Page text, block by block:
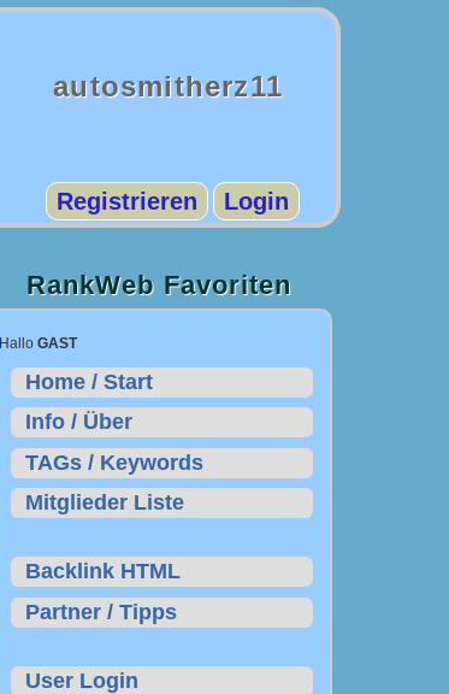
autosmitherz11
Login
Registrieren
RankWeb Favoriten
Hallo GAST
Home / Start
Info / Über
TAGs / Keywords
Mitglieder Liste
Backlink HTML
Partner / Tipps
User Login